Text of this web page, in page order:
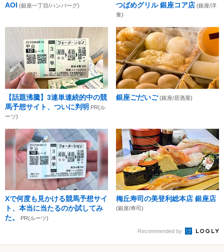
AOI (銀座一丁目/ハンバーグ) つばめグリル 銀座コア店 (銀座/洋
食)
【話題沸騰】3連単連続的中の競
馬予想サイト、ついに判明 PR(ル
ーツ)
銀座ごだいご (銀座/居酒屋)
Xで何度も見かける競馬予想サイ
ト、本当に当たるのか試してみ
た。
PR(ルーツ)
梅丘寿司の美登利総本店 銀座店
(銀座/寿司)
Recommended by